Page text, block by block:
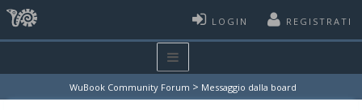
LOGIN REGISTRATI
WuBook Community Forum > Messaggio dalla board